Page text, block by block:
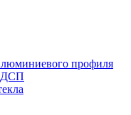
профиля